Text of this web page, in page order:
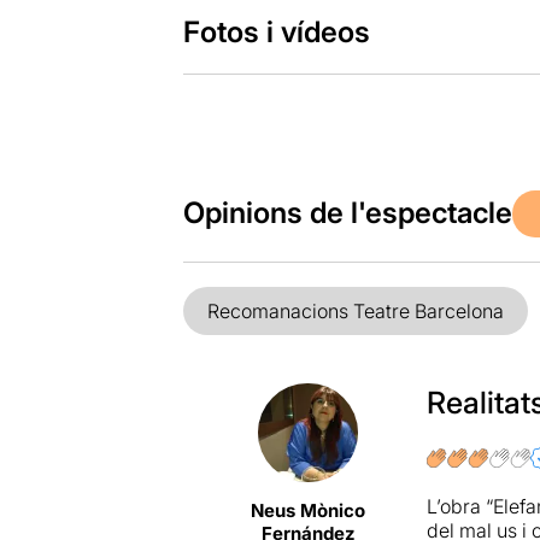
Fotos i vídeos
Opinions de l'espectacle
Recomanacions Teatre Barcelona
Neus Mònico
Fernández
L’obra
del mal us i